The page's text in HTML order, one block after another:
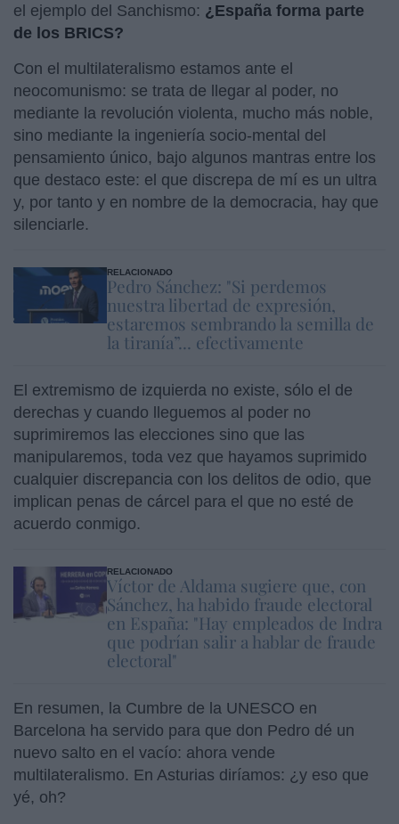
el ejemplo del Sanchismo: ¿España forma parte
de los BRICS?
Con el multilateralismo estamos ante el
neocomunismo: se trata de llegar al poder, no
mediante la revolución violenta, mucho más noble,
sino mediante la ingeniería socio-mental del
pensamiento único, bajo algunos mantras entre los
que destaco este: el que discrepa de mí es un ultra
y, por tanto y en nombre de la democracia, hay que
silenciarle.
RELACIONADO
Pedro Sánchez: "Si perdemos
nuestra libertad de expresión,
estaremos sembrando la semilla de
la tiranía”... efectivamente
El extremismo de izquierda no existe, sólo el de
derechas y cuando lleguemos al poder no
suprimiremos las elecciones sino que las
manipularemos, toda vez que hayamos suprimido
cualquier discrepancia con los delitos de odio, que
implican penas de cárcel para el que no esté de
acuerdo conmigo.
RELACIONADO
Víctor de Aldama sugiere que, con
Sánchez, ha habido fraude electoral
en España: "Hay empleados de Indra
que podrían salir a hablar de fraude
electoral"
En resumen, la Cumbre de la UNESCO en
Barcelona ha servido para que don Pedro dé un
nuevo salto en el vacío: ahora vende
multilateralismo. En Asturias diríamos: ¿y eso que
yé, oh?